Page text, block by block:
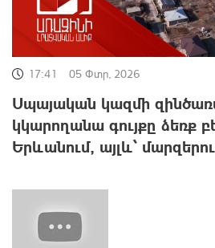
17:41 05 Փտր, 2026
Սպայական կազմի
կկարողանա գույքը ձեռք
Երևանում, այլև՝